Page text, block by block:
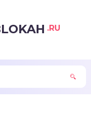
.RU